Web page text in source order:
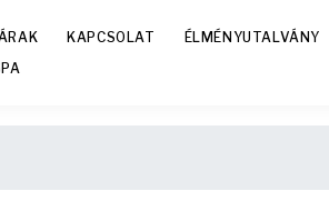
KAPCSOLAT ÉLMÉNYUTALVÁNY